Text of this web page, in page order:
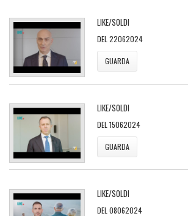
LIKE/SOLDI
DEL 22062024
GUARDA
LIKE/SOLDI
DEL 15062024
GUARDA
LIKE/SOLDI
DEL 08062024